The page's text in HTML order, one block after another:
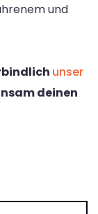
und
unser
deinen